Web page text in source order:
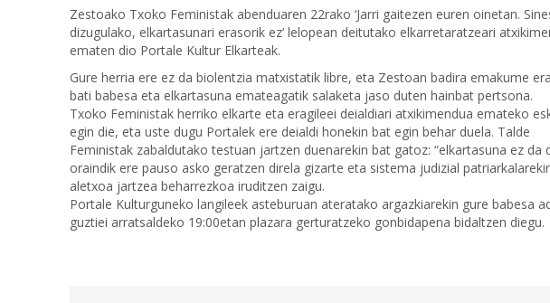
Zestoako Txoko Feministak abenduaren 22rako ‘Jarri gaitezen euren oinetan.
dizugulako, elkartasunari erasorik ez’ lelopean deitutako elkarretaratzeari
ematen dio Portale Kultur Elkarteak.
Gure herria ere ez da biolentzia matxistatik libre, eta Zestoan badira emakume
bati babesa eta elkartasuna emateagatik salaketa jaso duten hainbat pertsona.
Txoko Feministak herriko elkarte eta eragileei deialdiari atxikimendua emateko
egin die, eta uste dugu Portalek ere deialdi honekin bat egin behar duela. Talde
Feministak zabaldutako testuan jartzen duenarekin bat gatoz: “elkartasuna ez da
oraindik ere pauso asko geratzen direla gizarte eta sistema judizial
aletxoa jartzea beharrezkoa iruditzen zaigu.
Portale Kulturguneko langileek asteburuan ateratako argazkiarekin gure babesa
guztiei arratsaldeko 19:00etan plazara gerturatzeko gonbidapena bidaltzen diegu.